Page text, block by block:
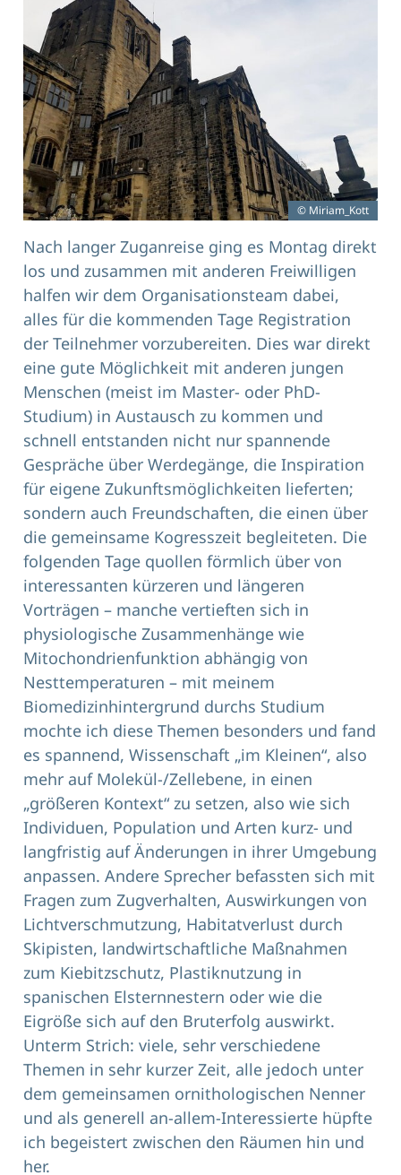
© Miriam_Kott
Nach langer Zuganreise ging es Montag direkt
los und zusammen mit anderen Freiwilligen
halfen wir dem Organisationsteam dabei,
alles für die kommenden Tage Registration
der Teilnehmer vorzubereiten. Dies war direkt
eine gute Möglichkeit mit anderen jungen
Menschen (meist im Master- oder PhD-
Studium) in Austausch zu kommen und
schnell entstanden nicht nur spannende
Gespräche über Werdegänge, die Inspiration
für eigene Zukunftsmöglichkeiten lieferten;
sondern auch Freundschaften, die einen über
die gemeinsame Kogresszeit begleiteten. Die
folgenden Tage quollen förmlich über von
interessanten kürzeren und längeren
Vorträgen – manche vertieften sich in
physiologische Zusammenhänge wie
Mitochondrienfunktion abhängig von
Nesttemperaturen – mit meinem
Biomedizinhintergrund durchs Studium
mochte ich diese Themen besonders und fand
es spannend, Wissenschaft „im Kleinen“, also
mehr auf Molekül-/Zellebene, in einen
„größeren Kontext“ zu setzen, also wie sich
Individuen, Population und Arten kurz- und
langfristig auf Änderungen in ihrer Umgebung
anpassen. Andere Sprecher befassten sich mit
Fragen zum Zugverhalten, Auswirkungen von
Lichtverschmutzung, Habitatverlust durch
Skipisten, landwirtschaftliche Maßnahmen
zum Kiebitzschutz, Plastiknutzung in
spanischen Elsternnestern oder wie die
Eigröße sich auf den Bruterfolg auswirkt.
Unterm Strich: viele, sehr verschiedene
Themen in sehr kurzer Zeit, alle jedoch unter
dem gemeinsamen ornithologischen Nenner
und als generell an-allem-Interessierte hüpfte
ich begeistert zwischen den Räumen hin und
her.